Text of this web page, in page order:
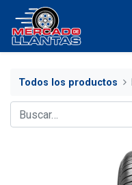
Todos los productos